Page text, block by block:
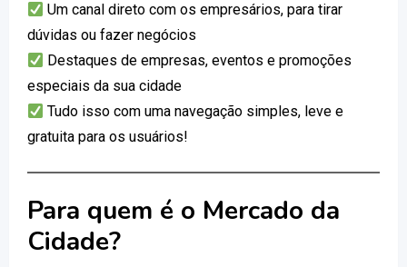
Um canal direto com os empresários, para tirar
dúvidas ou fazer negócios
Destaques de empresas, eventos e promoções
especiais da sua cidade
Tudo isso com uma navegação simples, leve e
gratuita para os usuários!
Para quem é o Mercado da
Cidade?